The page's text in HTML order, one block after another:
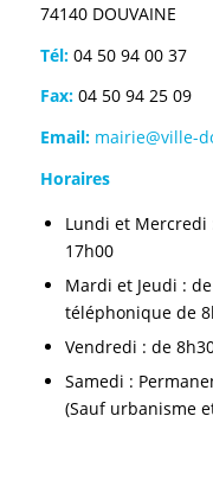
74140 DOUVAINE
Tél:04 50 94 00 37
Fax: 04 50 94 25 09
Email: mairie@ville-
Horaires
Lundi et Mercredi
17h00
Mardi et Jeudi :
téléphonique de
Vendredi : de
Samedi :
(Sauf urbanisme